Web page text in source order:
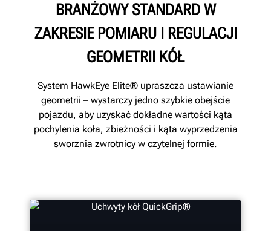
BRANŻOWY STANDARD W
ZAKRESIE POMIARU I REGULACJI
GEOMETRII KÓŁ
System HawkEye Elite® upraszcza ustawianie
geometrii – wystarczy jedno szybkie obejście
pojazdu, aby uzyskać dokładne wartości kąta
pochylenia koła, zbieżności i kąta wyprzedzenia
sworznia zwrotnicy w czytelnej formie.